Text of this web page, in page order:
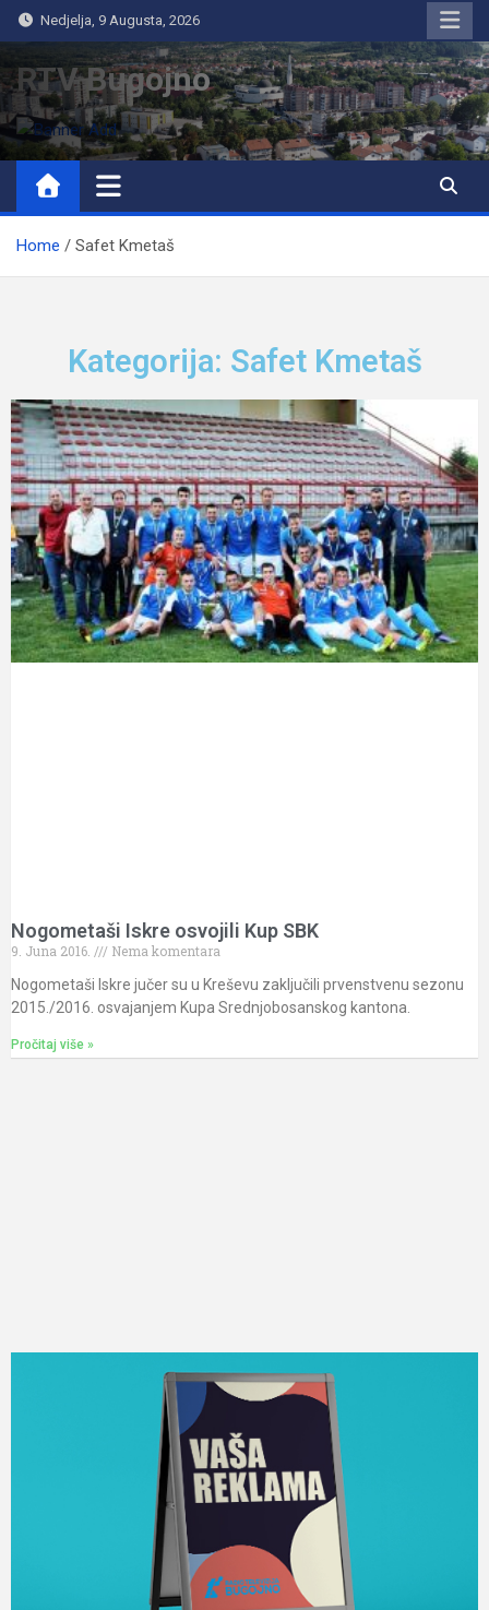
Nedjelja, 9 Augusta, 2026
RTV Bugojno
Home Safet Kmetaš
Kategorija: Safet Kmetaš
Nogometaši Iskre osvojili Kup SBK
9. Juna 2016.
Nema komentara
Nogometaši Iskre jučer su u Kreševu zaključili prvenstvenu sezonu
2015./2016. osvajanjem Kupa Srednjobosanskog kantona.
Pročitaj više »